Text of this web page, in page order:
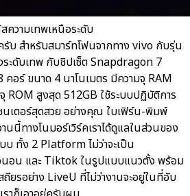
ความเทพเหนือระดับ
รับ สำหรับสมาร์ทโฟนจากทาง vivo กับรุ่น
ะดับเทพ กับชิปเซ็ต Snapdragon 7
อร์ ขนาด 4 นาโนเมตร มีความจุ RAM
ROM สูงสุด 512GB ใช้ระบบปฏิบัติการ
เตอร์สุดสวย อย่างคุณ ใบเฟิร์น-พิมพ์
นี้ทางโนมอร์เวิร์คเราได้ดูแลในส่วนของ
บ ทั้ง 2 Platform ไม่ว่าจะเป็น
อน และ Tiktok ในรูปแบบแนวตั้ง พร้อม
รอย่าง LiveU ที่ไม่ว่างานจะอยู่ในที่อับ